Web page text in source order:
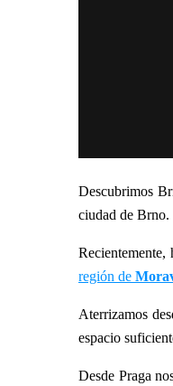
Descubrimos
ciudad de Brno.
región de
Aterrizamos
espacio
Desde Praga